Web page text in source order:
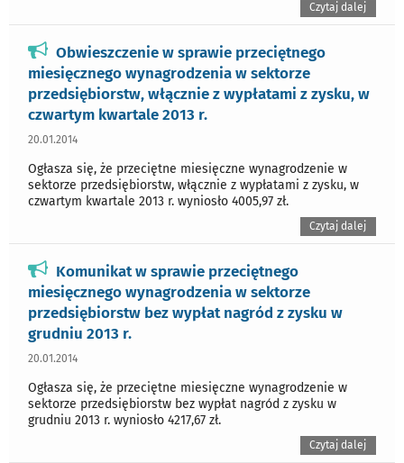
Czytaj dalej
Obwieszczenie w sprawie przeciętnego
miesięcznego wynagrodzenia w sektorze
przedsiębiorstw, włącznie z wypłatami z zysku, w
czwartym kwartale 2013 r.
20.01.2014
Ogłasza się, że przeciętne miesięczne wynagrodzenie w
sektorze przedsiębiorstw, włącznie z wypłatami z zysku, w
czwartym kwartale 2013 r. wyniosło 4005,97 zł.
Czytaj dalej
Komunikat w sprawie przeciętnego
miesięcznego wynagrodzenia w sektorze
przedsiębiorstw bez wypłat nagród z zysku w
grudniu 2013 r.
20.01.2014
Ogłasza się, że przeciętne miesięczne wynagrodzenie w
sektorze przedsiębiorstw bez wypłat nagród z zysku w
grudniu 2013 r. wyniosło 4217,67 zł.
Czytaj dalej